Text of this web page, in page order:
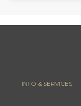
INFO & SERVICES